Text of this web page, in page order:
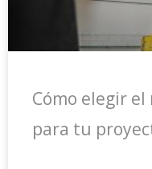
Cómo elegir
para tu